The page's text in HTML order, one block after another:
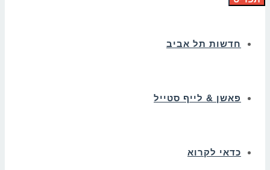
חדשות תל אביב
פאשן & לייף סטייל
כדאי לקרוא